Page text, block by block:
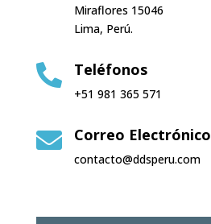
Miraflores 15046
Lima, Perú.
 Teléfonos
+51 981 365 571
 Correo Electrónico
contacto@ddsperu.com